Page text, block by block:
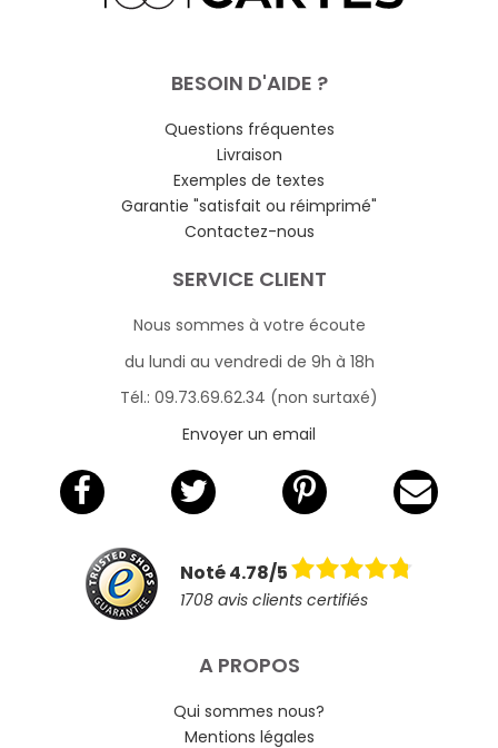
BESOIN D'AIDE ?
Questions fréquentes
Livraison
Exemples de textes
Garantie "satisfait ou réimprimé"
Contactez-nous
SERVICE CLIENT
Nous sommes à votre écoute
du lundi au vendredi de 9h à 18h
Tél.: 09.73.69.62.34 (non surtaxé)
Envoyer un email
Noté 4.78/5
1708 avis clients certifiés
A PROPOS
Qui sommes nous?
Mentions légales